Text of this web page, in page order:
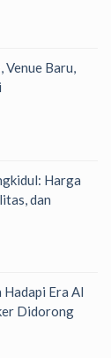
Venue Baru,
Harga
dan
Hadapi Era AI
Didorong